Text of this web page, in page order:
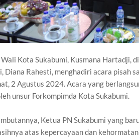
Kota Sukabumi, Kusmana Hartadji,
Diana Rahesti, menghadiri acara pisah
2 Agustus 2024. Acara yang
unsur Forkompimda Kota Sukabumi.
Ketua PN Sukabumi yang
atas kepercayaan dan